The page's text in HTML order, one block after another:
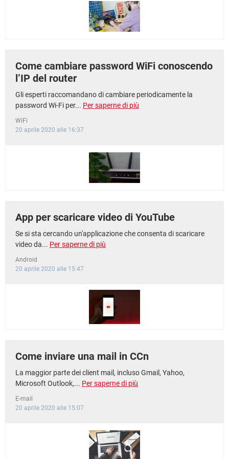
FACEBOOK
Come cambiare password WiFi conoscendo
l’IP del router
Gli esperti raccomandano di cambiare periodicamente la
password Wi-Fi per... Per saperne di più
WiFi
20 aprile 2020 alle 16:37
App per scaricare video di YouTube
Se si sta cercando un'applicazione che consenta di scaricare
video da... Per saperne di più
Android
20 aprile 2020 alle 15:47
Come inviare una mail in CCn
La maggior parte dei client mail, incluso Gmail, Yahoo,
Microsoft Outlook,... Per saperne di più
E-mail
20 aprile 2020 alle 15:07